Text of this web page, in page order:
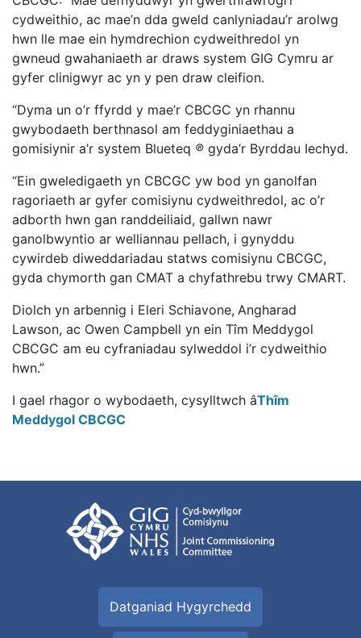
cydweithio, ac mae’n dda gweld canlyniadau’r arolwg
hwn lle mae ein hymdrechion cydweithredol yn
gwneud gwahaniaeth ar draws system GIG Cymru ar
gyfer clinigwyr ac yn y pen draw cleifion.
“Dyma un o’r ffyrdd y mae’r CBCGC yn rhannu
gwybodaeth berthnasol am feddyginiaethau a
gomisiynir a’r system Blueteq ® gyda’r Byrddau Iechyd.
“Ein gweledigaeth yn CBCGC yw bod yn ganolfan
ragoriaeth ar gyfer comisiynu cydweithredol, ac o’r
adborth hwn gan randdeiliaid, gallwn nawr
ganolbwyntio ar welliannau pellach, i gynyddu
cywirdeb diweddariadau statws comisiynu CBCGC,
gyda chymorth gan CMAT a chyfathrebu trwy CMART.
Diolch yn arbennig i Eleri Schiavone, Angharad
Lawson, ac Owen Campbell yn ein Tîm Meddygol
CBCGC am eu cyfraniadau sylweddol i’r cydweithio
hwn.”
I gael rhagor o wybodaeth, cysylltwch âThîm
Meddygol CBCGC
Datganiad Hygyrchedd